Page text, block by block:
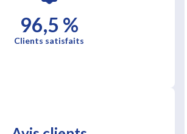
96,5 %
Clients satisfaits